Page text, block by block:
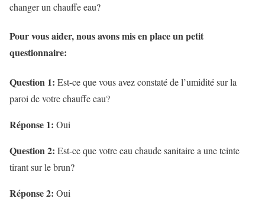
changer un chauffe eau?
Pour vous aider, nous avons mis en place un petit
questionnaire:
Question 1: Est-ce que vous avez constaté de l’umidité sur la
paroi de votre chauffe eau?
Réponse 1: Oui
Question 2: Est-ce que votre eau chaude sanitaire a une teinte
tirant sur le brun?
Réponse 2: Oui